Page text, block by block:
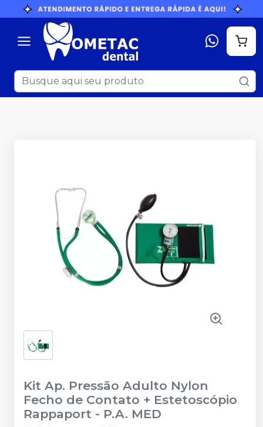
Kit Ap. Pressão Adulto Nylon
Fecho de Contato + Estetoscópio
Rappaport - P.A. MED